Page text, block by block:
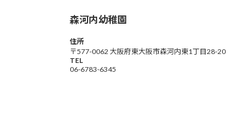
森河内幼稚園
住所
〒577-0062 大阪府東大阪市森河内東1丁目28-20
TEL
06-6783-6345